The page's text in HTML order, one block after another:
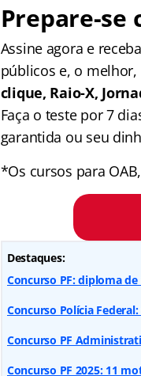
Prepare-se
Assine agora e
públicos e, o
clique, Raio-X,
Faça o teste por 7
garantida ou seu
*Os cursos para
Destaques:
Concurso PF: diploma
Concurso Polícia
Concurso PF
Concurso PF 2025: 11